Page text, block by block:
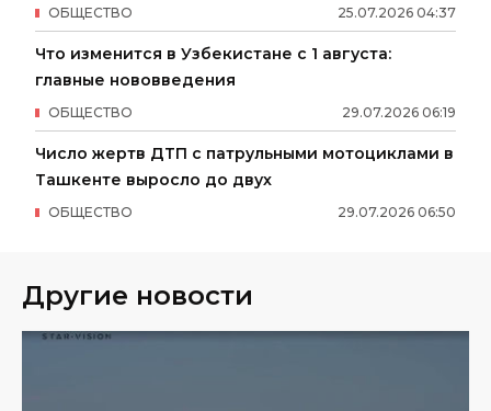
25.07.2026 04:37
ОБЩЕСТВО
Что изменится в Узбекистане с 1 августа:
главные нововведения
29.07.2026 06:19
ОБЩЕСТВО
Число жертв ДТП с патрульными мотоциклами в
Ташкенте выросло до двух
29.07.2026 06:50
ОБЩЕСТВО
Другие новости